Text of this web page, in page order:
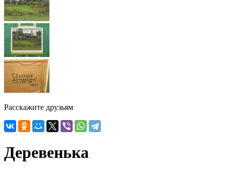
Расскажите друзьям
Деревенька